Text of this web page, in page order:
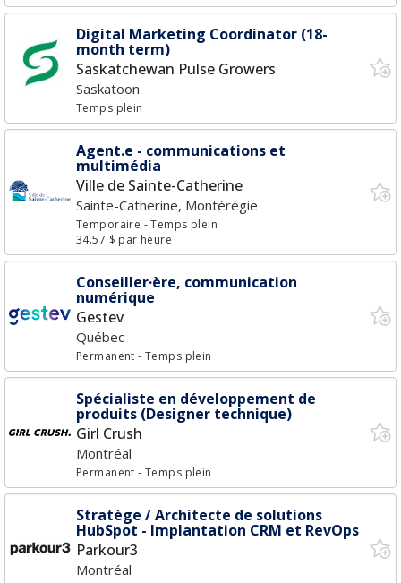
Digital Marketing Coordinator (18-
month term)
Saskatchewan Pulse Growers
Saskatoon
Temps plein
Agent.e - communications et
multimédia
Ville de Sainte-Catherine
Sainte-Catherine, Montérégie
Temporaire - Temps plein
34.57 $ par heure
Conseiller·ère, communication
numérique
Gestev
Québec
Permanent- Temps plein
Spécialiste en développement de
produits (Designer technique)
Girl Crush
Montréal
Permanent- Temps plein
Stratège / Architecte de solutions
HubSpot - Implantation CRM et RevOps
Parkour3
Montréal